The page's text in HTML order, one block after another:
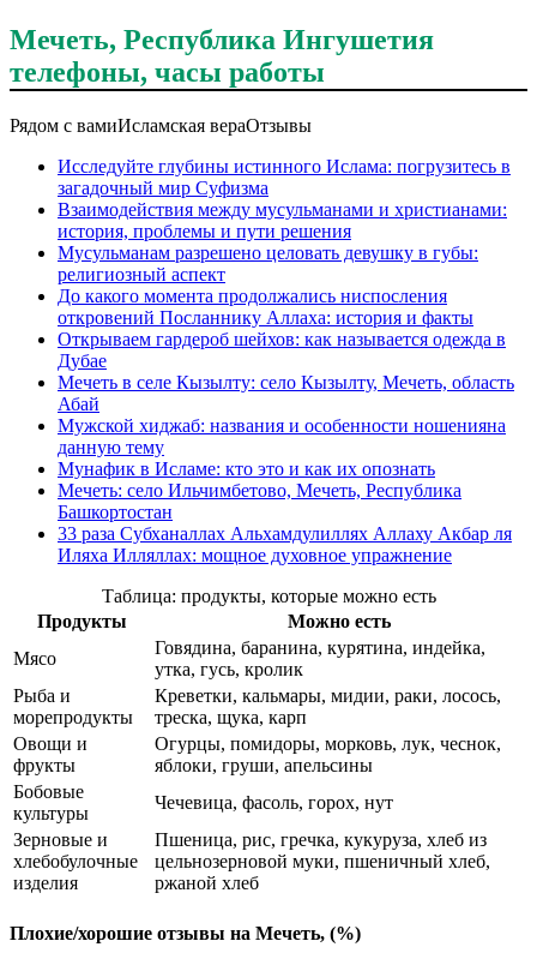
Мечеть, Республика Ингушетия
телефоны, часы работы
Рядом с вамиИсламская вераОтзывы
Исследуйте глубины истинного Ислама: погрузитесь в
загадочный мир Суфизма
Взаимодействия между мусульманами и христианами:
история, проблемы и пути решения
Мусульманам разрешено целовать девушку в губы:
религиозный аспект
До какого момента продолжались ниспосления
откровений Посланнику Аллаха: история и факты
Открываем гардероб шейхов: как называется одежда в
Дубае
Мечеть в селе Кызылту: село Кызылту, Мечеть, область
Абай
Мужской хиджаб: названия и особенности ношенияна
данную тему
Мунафик в Исламе: кто это и как их опознать
Мечеть: село Ильчимбетово, Мечеть, Республика
Башкортостан
33 раза Субханаллах Альхамдулиллях Аллаху Акбар ля
Иляха Илляллах: мощное духовное упражнение
Таблица: продукты, которые можно есть
Продукты
Можно есть
Мясо
Говядина, баранина, курятина, индейка,
утка, гусь, кролик
Рыба и
морепродукты
Креветки, кальмары, мидии, раки, лосось,
треска, щука, карп
Овощи и
фрукты
Огурцы, помидоры, морковь, лук, чеснок,
яблоки, груши, апельсины
Бобовые
культуры
Чечевица, фасоль, горох, нут
Зерновые и
хлебобулочные
изделия
Пшеница, рис, гречка, кукуруза, хлеб из
цельнозерновой муки, пшеничный хлеб,
ржаной хлеб
Плохие/хорошие отзывы на Мечеть, (%)